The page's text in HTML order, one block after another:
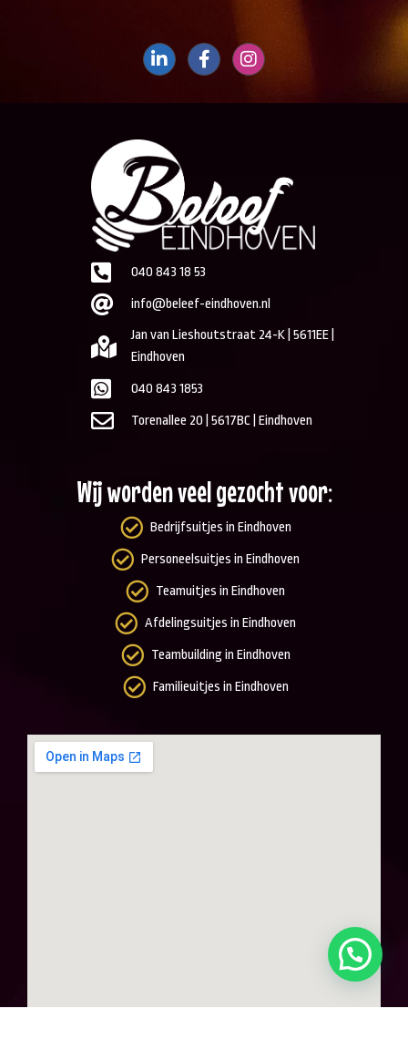
040 843 18 53
info@beleef-eindhoven.nl
Jan van Lieshoutstraat 24-K | 5611EE |
Eindhoven
040 843 1853
Torenallee 20 | 5617BC | Eindhoven
Wij worden veel gezocht voor:
Bedrijfsuitjes in Eindhoven
Personeelsuitjes in Eindhoven
Teamuitjes in Eindhoven
Afdelingsuitjes in Eindhoven
Teambuilding in Eindhoven
Familieuitjes in Eindhoven